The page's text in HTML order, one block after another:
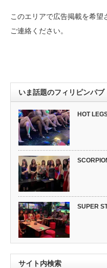
このエリアで広告掲載を希望
ご連絡ください。
いま話題のフィリピンパブ
HOT
SUPER
サイト内検索